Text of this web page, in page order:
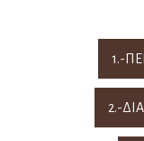
1.-
2.-